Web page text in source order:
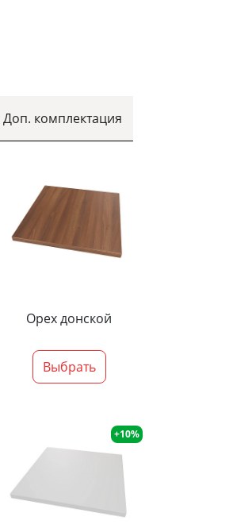
Доп. комплектация
Орех донской
Выбрать
+10%